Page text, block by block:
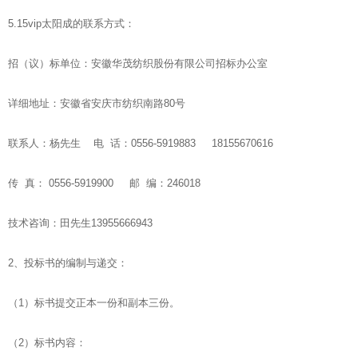
5.15vip太阳成的联系方式：
招（议）标单位：安徽华茂纺织股份有限公司招标办公室
详细地址：安徽省安庆市纺织南路80号
联系人：杨先生 电 话：0556-5919883 18155670616
传 真： 0556-5919900 邮 编：246018
技术咨询：田先生13955666943
2、投标书的编制与递交：
（1）标书提交正本一份和副本三份。
（2）标书内容：